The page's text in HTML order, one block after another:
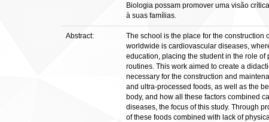
Biologia possam promover uma visão
à suas famílias.
Abstract:
The school is the place for the construction
worldwide is cardiovascular diseases,
education, placing the student in the role
routines. This work aimed to create a
necessary for the construction and
and ultra-processed foods, as well as the
body, and how all these factors combined
diseases, the focus of this study. Through
of these foods combined with lack of